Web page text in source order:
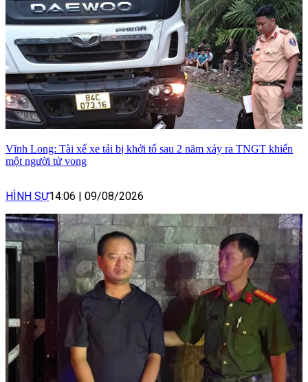
Vĩnh Long: Tài xế xe tải bị khởi tố sau 2 năm xảy ra TNGT khiến
một người tử vong
HÌNH SỰ14:06 09/08/2026